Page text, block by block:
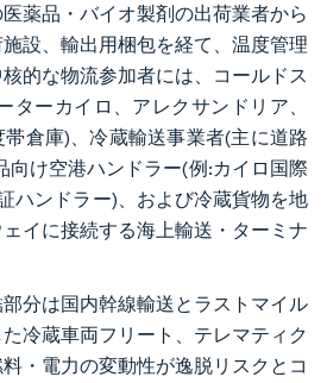
薬品・バイオ製剤の出荷業者から
設、輸出用梱包を経て、温度管理
的な物流参加者には、コールドス
ターカイロ、アレクサンドリア、
倉庫)、冷蔵輸送事業者(主に道路
向け空港ハンドラー(例:カイロ国際
ハンドラー)、および冷蔵貨物を地
イに接続する海上輸送・ターミナ
分は国内幹線輸送とラストマイル
冷蔵車両フリート、テレマティク
・電力の変動性が逸脱リスクとコ